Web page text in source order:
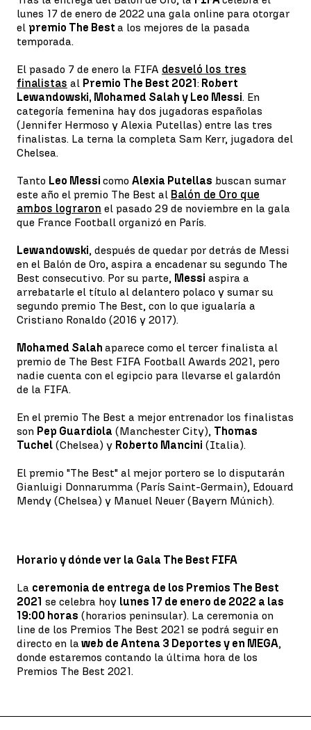
lunes 17 de enero de 2022 una gala online para otorgar
el premio The Best a los mejores de la pasada
temporada.
El pasado 7 de enero la FIFA desveló los tres
finalistas al Premio The Best 2021: Robert
Lewandowski, Mohamed Salah y Leo Messi. En
categoría femenina hay dos jugadoras españolas
(Jennifer Hermoso y Alexia Putellas) entre las tres
finalistas. La terna la completa Sam Kerr, jugadora del
Chelsea.
Tanto Leo Messi como Alexia Putellas buscan sumar
este año el premio The Best al Balón de Oro que
ambos lograron el pasado 29 de noviembre en la gala
que France Football organizó en París.
Lewandowski, después de quedar por detrás de Messi
en el Balón de Oro, aspira a encadenar su segundo The
Best consecutivo. Por su parte, Messi aspira a
arrebatarle el título al delantero polaco y sumar su
segundo premio The Best, con lo que igualaría a
Cristiano Ronaldo (2016 y 2017).
Mohamed Salah aparece como el tercer finalista al
premio de The Best FIFA Football Awards 2021, pero
nadie cuenta con el egipcio para llevarse el galardón
de la FIFA.
En el premio The Best a mejor entrenador los finalistas
son Pep Guardiola (Manchester City), Thomas
Tuchel (Chelsea) y Roberto Mancini (Italia).
El premio "The Best" al mejor portero se lo disputarán
Gianluigi Donnarumma (París Saint-Germain), Edouard
Mendy (Chelsea) y Manuel Neuer (Bayern Múnich).
Horario y dónde ver la Gala The Best FIFA
La ceremonia de entrega de los Premios The Best
2021 se celebra hoy lunes 17 de enero de 2022 a las
19:00 horas (horarios peninsular). La ceremonia on
line de los Premios The Best 2021 se podrá seguir en
directo en la web de Antena 3 Deportes y en MEGA,
donde estaremos contando la última hora de los
Premios The Best 2021.